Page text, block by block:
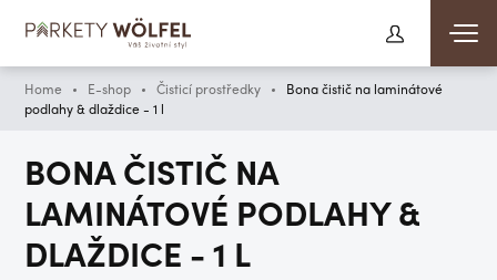
Home E-shop Čisticí prostředky
Bona čistič na laminátové
podlahy & dlaždice - 1 l
BONA ČISTIČ NA
LAMINÁTOVÉ PODLAHY &
DLAŽDICE - 1 L